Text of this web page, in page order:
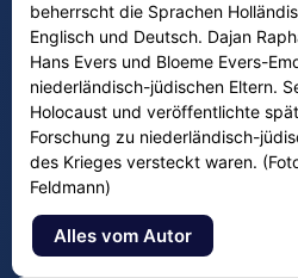
beherrscht die Sprachen
Englisch und Deutsch. Dajan
Hans Evers und Bloeme Evers-
niederländisch-jüdischen Eltern.
Holocaust und veröffentlichte
Forschung zu niederländisch-
des Krieges versteckt waren.
Feldmann)
Alles vom Autor